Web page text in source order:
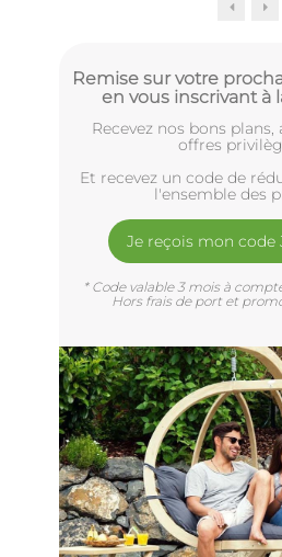
Remise sur votre
en vous inscrivant à
Recevez nos bons
offres
Et recevez un code de
l'ensemble des
Je reçois mon code
* Code valable 3 mois à
Hors frais de port et